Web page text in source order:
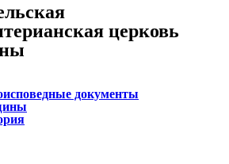
церковь
документы